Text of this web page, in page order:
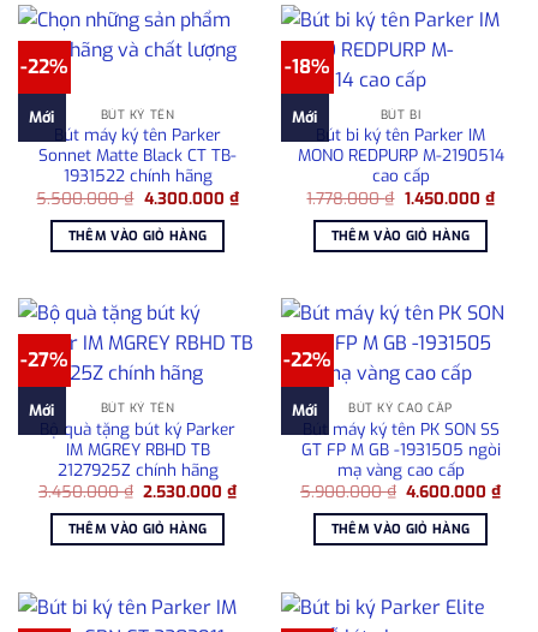
-22%
Mới BÚT KÝ TÊN
Bút máy ký tên Parker
Sonnet Matte Black CT TB-
1931522 chính hãng
5.500.000₫ Giá
là:
5.500.000 ₫.
4.300.000 ₫Giá
hiện
4.300.000 ₫.
THÊM VÀO GIỎ HÀNG
-18%
Mới BÚT BI
Bút bi ký tên Parker IM
MONO REDPURP M-2190514
cao cấp
1.778.000₫ Giá
là:
1.778.000 ₫.
1.450.000 ₫Giá
hiện
THÊM VÀO GIỎ HÀNG
-27%
Mới BÚT KÝ TÊN
Bộ quà tặng bút ký Parker
IM MGREY RBHD TB
2127925Z chính hãng
3.450.000₫ Giá
là:
3.450.000 ₫.
2.530.000₫Giá
hiện
2.530.000 ₫.
THÊM VÀO GIỎ HÀNG
-22%
Mới BÚT KÝ CAO CẤP
Bút máy ký tên PK SON SS
GT FP M GB -1931505 ngòi
mạ vàng cao cấp
5.900.000₫ Giá
là:
5.900.000 ₫.
4.600.000₫Giá
hiện
THÊM VÀO GIỎ HÀNG